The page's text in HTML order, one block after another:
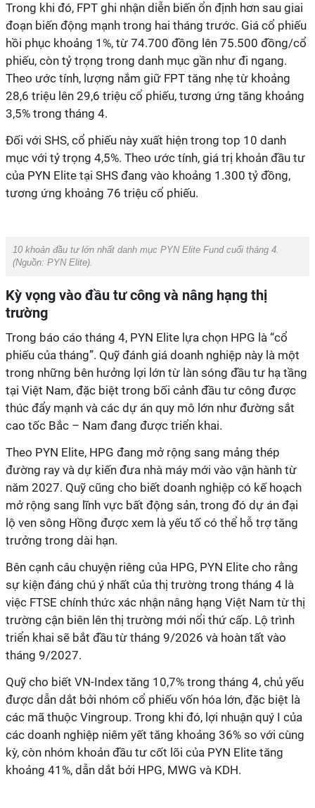
Trong khi đó, FPT ghi nhận diễn biến ổn định hơn sau giai
đoạn biến động mạnh trong hai tháng trước. Giá cổ phiếu
hồi phục khoảng 1%, từ 74.700 đồng lên 75.500 đồng/cổ
phiếu, còn tỷ trọng trong danh mục gần như đi ngang.
Theo ước tính, lượng nắm giữ FPT tăng nhẹ từ khoảng
28,6 triệu lên 29,6 triệu cổ phiếu, tương ứng tăng khoảng
3,5% trong tháng 4.
Đối với SHS, cổ phiếu này xuất hiện trong top 10 danh
mục với tỷ trọng 4,5%. Theo ước tính, giá trị khoản đầu tư
của PYN Elite tại SHS đang vào khoảng 1.300 tỷ đồng,
tương ứng khoảng 76 triệu cổ phiếu.
10 khoản đầu tư lớn nhất danh mục PYN Elite Fund cuối tháng 4.
(Nguồn: PYN Elite).
Kỳ vọng vào đầu tư công và nâng hạng thị
trường
Trong báo cáo tháng 4, PYN Elite lựa chọn HPG là “cổ
phiếu của tháng”. Quỹ đánh giá doanh nghiệp này là một
trong những bên hưởng lợi lớn từ làn sóng đầu tư hạ tầng
tại Việt Nam, đặc biệt trong bối cảnh đầu tư công được
thúc đẩy mạnh và các dự án quy mô lớn như đường sắt
cao tốc Bắc – Nam đang được triển khai.
Theo PYN Elite, HPG đang mở rộng sang mảng thép
đường ray và dự kiến đưa nhà máy mới vào vận hành từ
năm 2027. Quỹ cũng cho biết doanh nghiệp có kế hoạch
mở rộng sang lĩnh vực bất động sản, trong đó dự án đại
lộ ven sông Hồng được xem là yếu tố có thể hỗ trợ tăng
trưởng trong dài hạn.
Bên cạnh câu chuyện riêng của HPG, PYN Elite cho rằng
sự kiện đáng chú ý nhất của thị trường trong tháng 4 là
việc FTSE chính thức xác nhận nâng hạng Việt Nam từ thị
trường cận biên lên thị trường mới nổi thứ cấp. Lộ trình
triển khai sẽ bắt đầu từ tháng 9/2026 và hoàn tất vào
tháng 9/2027.
Quỹ cho biết VN-Index tăng 10,7% trong tháng 4, chủ yếu
được dẫn dắt bởi nhóm cổ phiếu vốn hóa lớn, đặc biệt là
các mã thuộc Vingroup. Trong khi đó, lợi nhuận quý I của
các doanh nghiệp niêm yết tăng khoảng 36% so với cùng
kỳ, còn nhóm khoản đầu tư cốt lõi của PYN Elite tăng
khoảng 41%, dẫn dắt bởi HPG, MWG và KDH.